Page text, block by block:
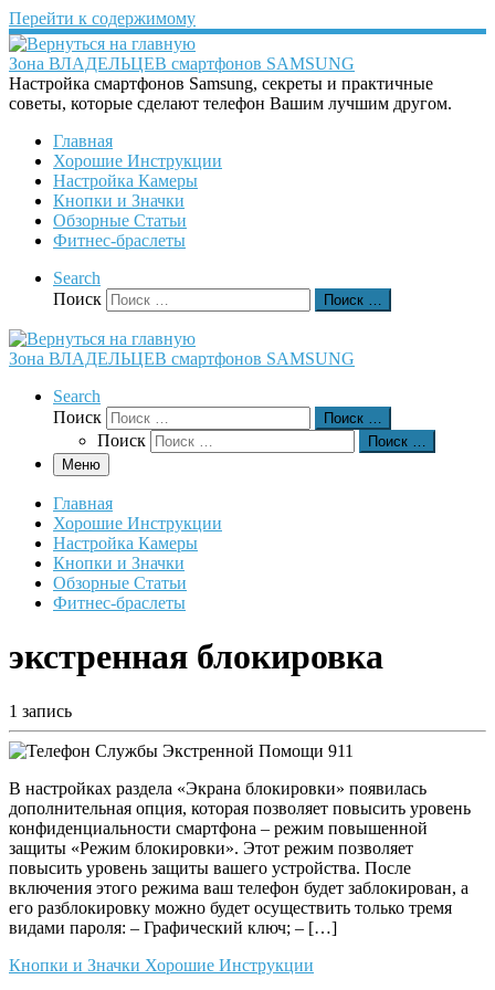
Перейти к содержимому
Зона ВЛАДЕЛЬЦЕВ смартфонов SAMSUNG
Настройка смартфонов Samsung, секреты и практичные
советы, которые сделают телефон Вашим лучшим другом.
Главная
Хорошие Инструкции
Настройка Камеры
Кнопки и Значки
Обзорные Статьи
Фитнес-браслеты
Search
Поиск
Поиск …
Зона ВЛАДЕЛЬЦЕВ смартфонов SAMSUNG
Search
Поиск
Поиск …
Поиск
Поиск …
Меню
Главная
Хорошие Инструкции
Настройка Камеры
Кнопки и Значки
Обзорные Статьи
Фитнес-браслеты
экстренная блокировка
1 запись
В настройках раздела «Экрана блокировки» появилась
дополнительная опция, которая позволяет повысить уровень
конфиденциальности смартфона – режим повышенной
защиты «Режим блокировки». Этот режим позволяет
повысить уровень защиты вашего устройства. После
включения этого режима ваш телефон будет заблокирован, а
его разблокировку можно будет осуществить только тремя
видами пароля: – Графический ключ; – […]
Кнопки и Значки Хорошие Инструкции